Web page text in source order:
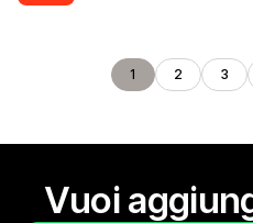
1 2 3
Vuoi